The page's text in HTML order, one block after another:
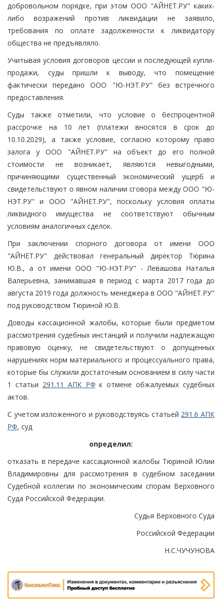
добровольном порядке, при этом ООО "АЙНЕТ.РУ" каких-
либо возражений против ликвидации не заявило,
требования по оплате задолженности к ликвидатору
общества не предъявляло.
Учитывая условия договоров цессии и последующей купли-
продажи, суды пришли к выводу, что помещение
фактически передано ООО "Ю-НЭТ.РУ" без встречного
предоставления.
Суды также отметили, что условие о беспроцентной
рассрочке на 10 лет (платежи вносятся в срок до
10.10.2029), а также условие, согласно которому право
залога у ООО "АЙНЕТ.РУ" на объект до его полной
стоимости не возникает, являются невыгодными,
причиняющими существенный экономический ущерб и
свидетельствуют о явном наличии сговора между ООО "Ю-
НЭТ.РУ" и ООО "АЙНЕТ.РУ", поскольку условия оплаты
ликвидного имущества не соответствуют обычным
условиям аналогичных сделок.
При заключении спорного договора от имени ООО
"АЙНЕТ.РУ" действовал генеральный директор Тюрина
Ю.В., а от имени ООО "Ю-НЭТ.РУ" - Левашова Наталья
Валерьевна, занимавшая в период с марта 2017 года до
августа 2019 года должность менеджера в ООО "АЙНЕТ.РУ"
под руководством Тюриной Ю.В.
Доводы кассационной жалобы, которые были предметом
рассмотрения судебных инстанций и получили надлежащую
правовую оценку, не свидетельствуют о допущенных
нарушениях норм материального и процессуального права,
которые бы служили достаточным основанием в силу части
1 статьи 291.11 АПК РФ к отмене обжалуемых судебных
актов.
С учетом изложенного и руководствуясь статьей 291.6 АПК
РФ, суд
определил:
отказать в передаче кассационной жалобы Тюриной Юлии
Владимировны для рассмотрения в судебном заседании
Судебной коллегии по экономическим спорам Верховного
Суда Российской Федерации.
Судья Верховного Суда
Российской Федерации
Н.С.ЧУЧУНОВА